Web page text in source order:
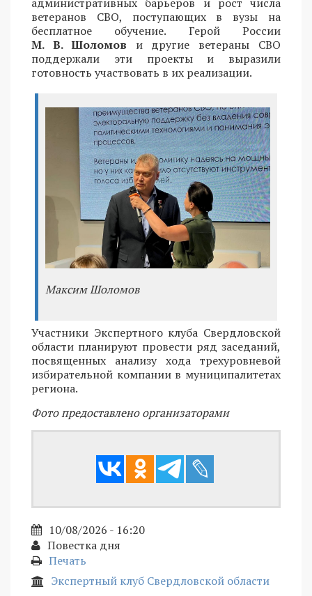
ветеранов СВО, поступающих в вузы на
бесплатное обучение. Герой России
М. В. Шоломов и другие ветераны СВО
поддержали эти проекты и выразили
готовность участвовать в их реализации.
Максим Шоломов
Участники Экспертного клуба Свердловской
области планируют провести ряд заседаний,
посвященных анализу хода трехуровневой
избирательной компании в муниципалитетах
региона.
Фото предоставлено организаторами
10/08/2026 - 16:20
Повестка дня
Печать
Экспертный клуб Свердловской области